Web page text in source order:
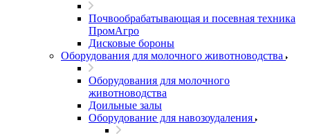
Почвообрабатывающая и посевная техника
ПромАгро
Дисковые бороны
Оборудования для молочного животноводства
Оборудования для молочного
животноводства
Доильные залы
Оборудование для навозоудаления